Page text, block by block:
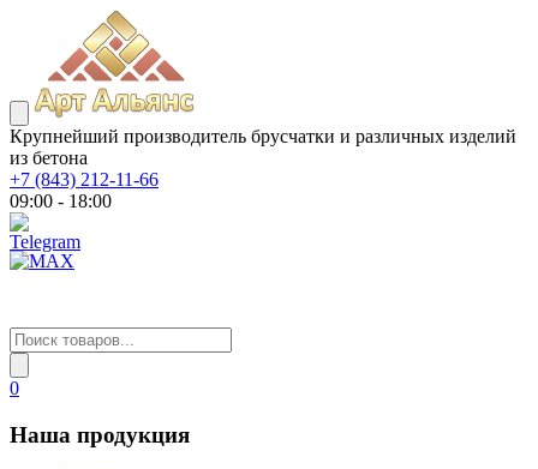
Крупнейший производитель брусчатки и различных изделий
из бетона
+7 (843) 212-11-66
09:00 - 18:00
0
Наша продукция